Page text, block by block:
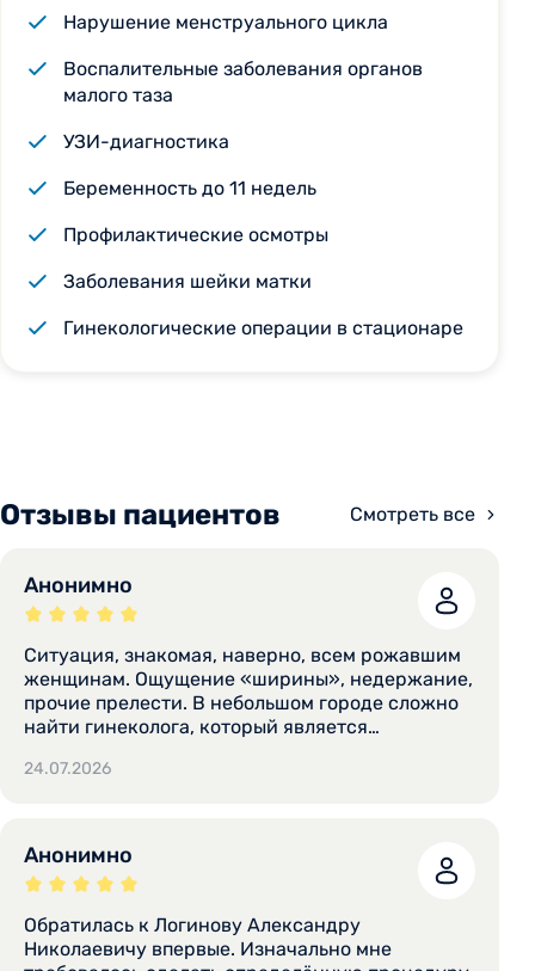
Нарушение менструального цикла
Воспалительные заболевания органов
малого таза
УЗИ-диагностика
Беременность до 11 недель
Профилактические осмотры
Заболевания шейки матки
Гинекологические операции в стационаре
Отзывы пациентов Смотреть все
Анонимно
Ситуация, знакомая, наверно, всем рожавшим
женщинам. Ощущение «ширины», недержание,
прочие прелести. В небольшом городе сложно
найти гинеколога, который является
попала к Логинову А.Н. На первом же приеме
обидеть, была донесена информация о
необходимости проведения операции для
восстановления женского здоровья,
качественной интимной жизни и просто
уверенности в себе. Врач, которому без
стеснения можно задать тысячу глупых
24.07.2026
Анонимно
Обратилась к Логинову Александру
Николаевичу впервые. Изначально мне